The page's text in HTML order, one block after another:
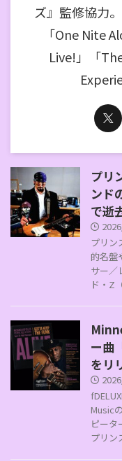
ズ』監修協力
「One Nite
Live!」「
プリ
ンド
で逝
プリン
的名盤
サー／
ド・Z
ー曲
をリ
Music
ピータ
プリン